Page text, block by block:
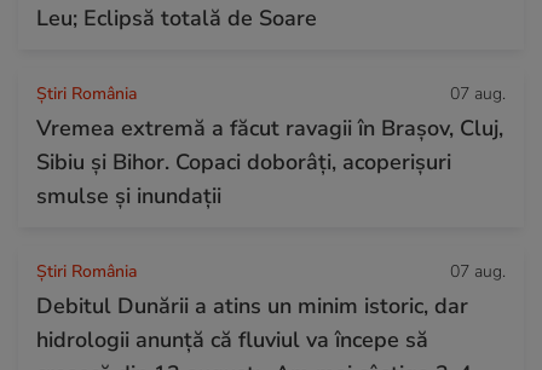
Leu; Eclipsă totală de Soare
Știri România 07 aug.
Vremea extremă a făcut ravagii în Brașov, Cluj,
Sibiu și Bihor. Copaci doborâți, acoperișuri
smulse și inundații
Știri România 07 aug.
Debitul Dunării a atins un minim istoric, dar
hidrologii anunță că fluviul va începe să